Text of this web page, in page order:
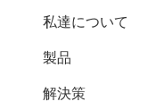
私達について
製品
解決策